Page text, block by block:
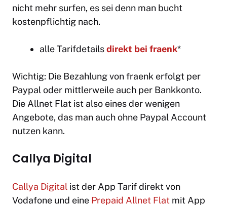
nicht mehr surfen, es sei denn man bucht
kostenpflichtig nach.
alle Tarifdetailsdirekt bei fraenk*
Wichtig: Die Bezahlung von fraenk erfolgt per
Paypal oder mittlerweile auch per Bankkonto.
Die Allnet Flat ist also eines der wenigen
Angebote, das man auch ohne Paypal Account
nutzen kann.
Callya Digital
Callya Digital ist der App Tarif direkt von
Vodafone und eine Prepaid Allnet Flat mit App